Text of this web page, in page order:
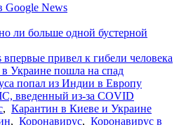
Google News
ли больше одной бустерной
привел к гибели человека
Украине пошла на спад
попал из Индии в Европу
введенный из-за COVID
, Карантин в Киеве и Украине
, Коронавирус, Коронавирус в